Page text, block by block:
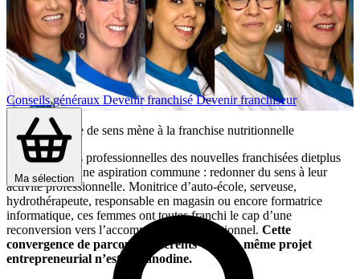
Conseils généraux Devenir franchiséDevenir franchiseur
Ma sélection
Quand la quête de sens mène à la franchise nutritionnelle
Les trajectoires professionnelles des nouvelles franchisées dietplus
témoignent d’une aspiration commune : redonner du sens à leur
activité professionnelle. Monitrice d’auto-école, serveuse,
hydrothérapeute, responsable en magasin ou encore formatrice
informatique, ces femmes ont toutes franchi le cap d’une
reconversion vers l’accompagnement nutritionnel. Cette
convergence de parcours différents vers un même projet
entrepreneurial n’est pas anodine.